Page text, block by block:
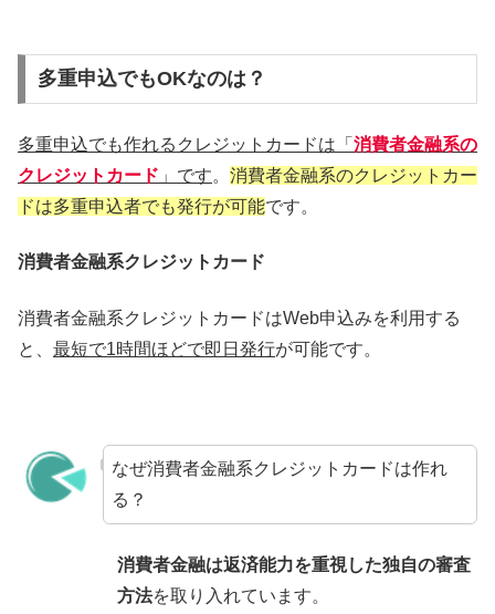
多重申込でもOKなのは？
多重申込でも作れるクレジットカードは「 消費者金融系の
クレジットカード 」です。 消費者金融系のクレジットカー
ドは多重申込者でも発行が可能です。
消費者金融系クレジットカード
消費者金融系クレジットカードはWeb申込みを利用する
と、 最短で1時間ほどで即日発行が可能です。
なぜ消費者金融系クレジットカードは作れ
る？
消費者金融は返済能力を重視した独自の審査
方法を取り入れています。